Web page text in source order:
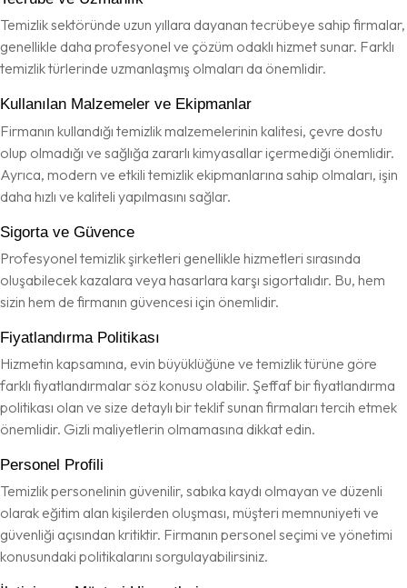
Temizlik sektöründe uzun yıllara dayanan tecrübeye sahip firmalar,
genellikle daha profesyonel ve çözüm odaklı hizmet sunar. Farklı
temizlik türlerinde uzmanlaşmış olmaları da önemlidir.
Kullanılan Malzemeler ve Ekipmanlar
Firmanın kullandığı temizlik malzemelerinin kalitesi, çevre dostu
olup olmadığı ve sağlığa zararlı kimyasallar içermediği önemlidir.
Ayrıca, modern ve etkili temizlik ekipmanlarına sahip olmaları, işin
daha hızlı ve kaliteli yapılmasını sağlar.
Sigorta ve Güvence
Profesyonel temizlik şirketleri genellikle hizmetleri sırasında
oluşabilecek kazalara veya hasarlara karşı sigortalıdır. Bu, hem
sizin hem de firmanın güvencesi için önemlidir.
Fiyatlandırma Politikası
Hizmetin kapsamına, evin büyüklüğüne ve temizlik türüne göre
farklı fiyatlandırmalar söz konusu olabilir. Şeffaf bir fiyatlandırma
politikası olan ve size detaylı bir teklif sunan firmaları tercih etmek
önemlidir. Gizli maliyetlerin olmamasına dikkat edin.
Personel Profili
Temizlik personelinin güvenilir, sabıka kaydı olmayan ve düzenli
olarak eğitim alan kişilerden oluşması, müşteri memnuniyeti ve
güvenliği açısından kritiktir. Firmanın personel seçimi ve yönetimi
konusundaki politikalarını sorgulayabilirsiniz.